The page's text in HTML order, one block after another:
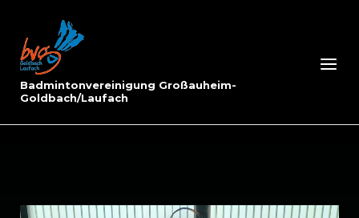
content
Badmintonvereinigung Großauheim-
Goldbach/Laufach
Menu